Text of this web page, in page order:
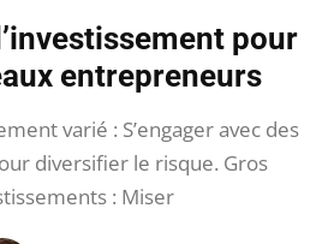
pour
entrepreneurs
varié : S’engager avec des
diversifier le risque. Gros
: Miser